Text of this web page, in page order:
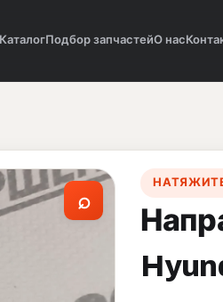
Подбор запчастейО нас
⌕